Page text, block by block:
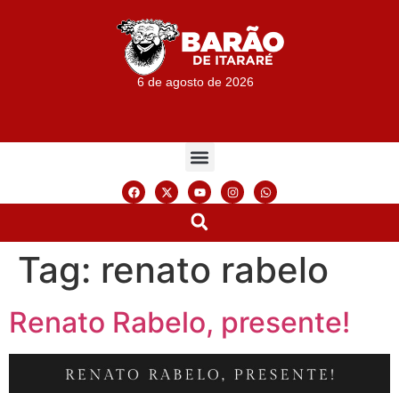
6 de agosto de 2026
Tag: renato rabelo
Renato Rabelo, presente!